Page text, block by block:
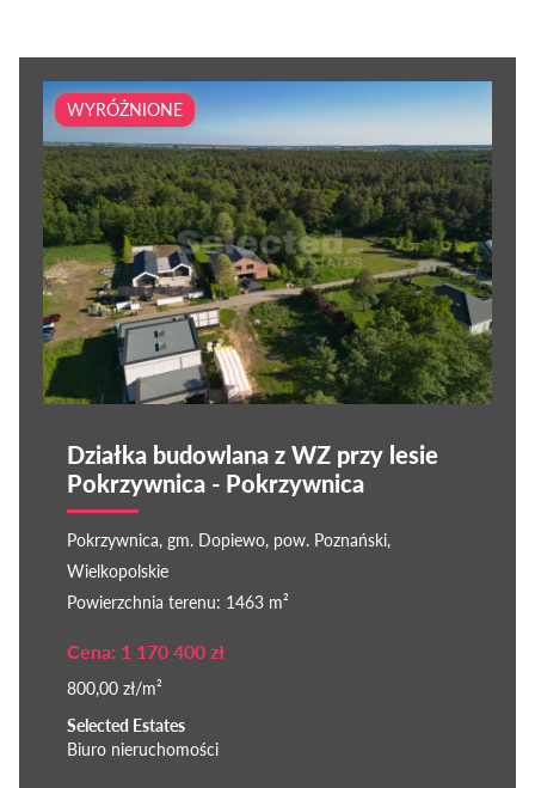
WYRÓŻNIONE
Działka budowlana z WZ przy lesie
Pokrzywnica - Pokrzywnica
Pokrzywnica, gm. Dopiewo, pow. Poznański,
Wielkopolskie
Powierzchnia terenu: 1463 m²
Cena: 1 170 400 zł
800,00 zł/m²
Selected Estates
Biuro nieruchomości